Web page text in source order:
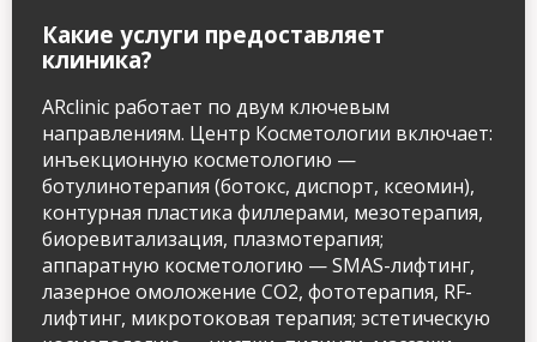
Какие услуги предоставляет
клиника?
ARclinic работает по двум ключевым
направлениям. Центр Косметологии включает:
инъекционную косметологию —
ботулинотерапия (ботокс, диспорт, ксеомин),
контурная пластика филлерами, мезотерапия,
биоревитализация, плазмотерапия;
аппаратную косметологию — SMAS-лифтинг,
лазерное омоложение CO2, фототерапия, RF-
лифтинг, микротоковая терапия; эстетическую